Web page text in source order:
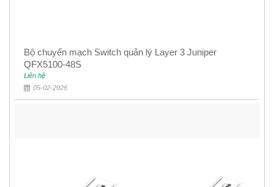
Bộ chuyển mạch Switch quản lý Layer 3 Juniper
QFX5100-48S
Liên hệ
05-02-2026